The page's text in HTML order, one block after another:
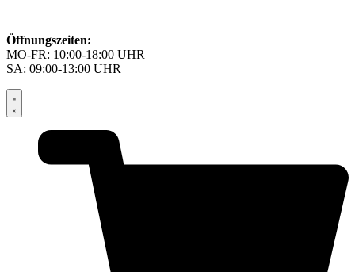
Öffnungszeiten:
MO-FR: 10:00-18:00 UHR
SA: 09:00-13:00 UHR